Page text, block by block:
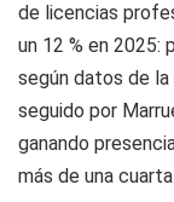
de licencias
un 12 % en 2025:
según datos de la
seguido por
ganando
más de una